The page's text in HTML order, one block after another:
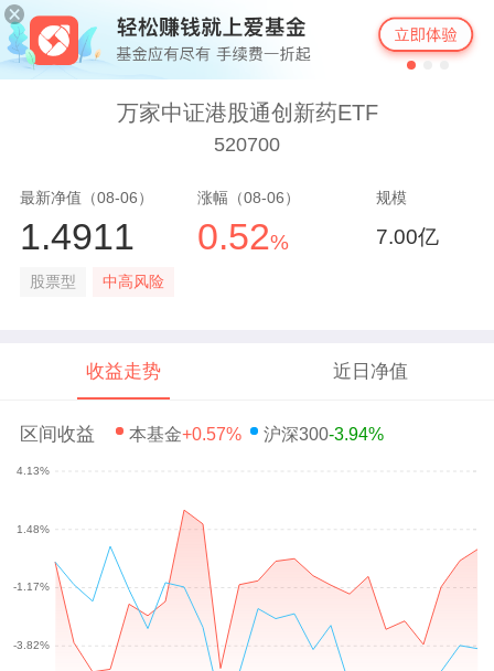
万家中证港股通创新药ETF
520700
最新净值（08-06）
1.4911
涨幅（08-06）
0.52%
规模
7.00亿
股票型 中高风险
收益走势 近日净值
区间收益 本基金+0.57% 沪深300-3.94%